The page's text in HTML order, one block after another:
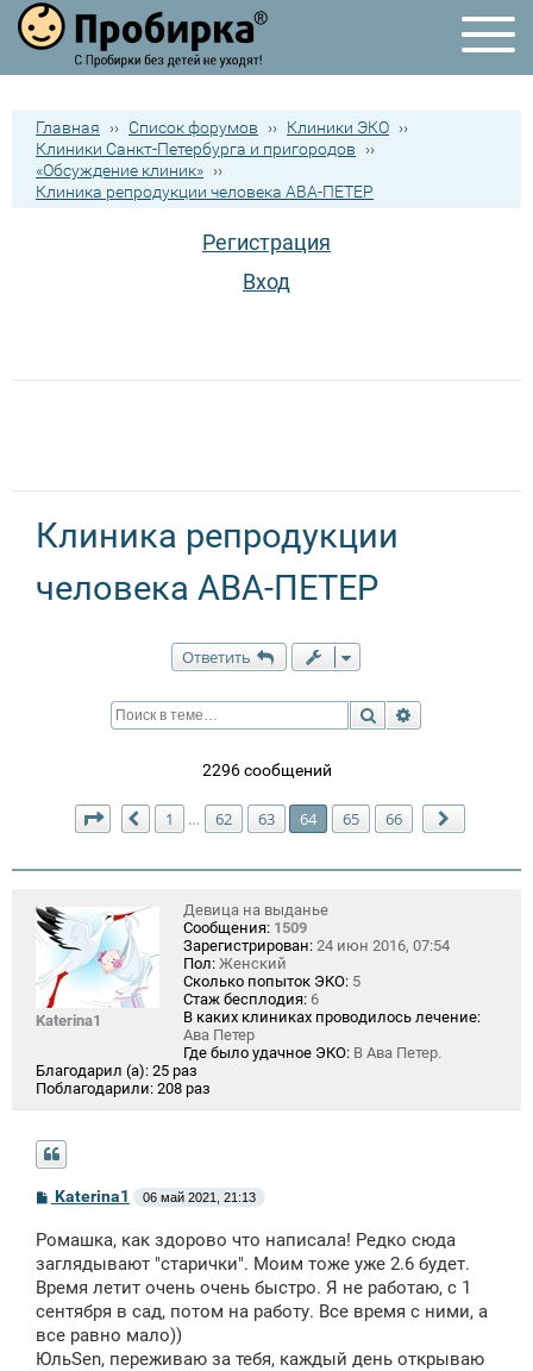
Главная ›› Список форумов ›› Клиники ЭКО ››
Клиники Санкт-Петербурга и пригородов
››
«Обсуждение клиник» ››
Клиника репродукции человека АВА-ПЕТЕР
Регистрация
Вход
Клиника репродукции
человека АВА-ПЕТЕР
Ответить
Поиск
2296 сообщений
Страница 64 из66
Пред.
1 … 62 63 64 65 66
Katerina1
Девица на выданье
Сообщения: 1509
Зарегистрирован: 24 июн 2016, 07:54
Пол: Женский
Сколько попыток ЭКО: 5
Стаж бесплодия: 6
В каких клиниках проводилось лечение:
Ава Петер
Где было удачное ЭКО: В Ава Петер.
Благодарил (а): 25 раз
Поблагодарили: 208 раз
С
б
щ
н
и
Katerina1 06 май 2021, 21:13
Ромашка, как здорово что написала! Редко сюда
заглядывают "старички". Моим тоже уже 2.6 будет.
Время летит очень очень быстро. Я не работаю, с 1
сентября в сад, потом на работу. Все время с ними, а
все равно мало))
ЮльSen, переживаю за тебя, каждый день открываю